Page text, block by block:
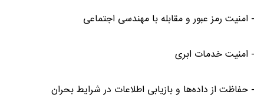
- امنیت رمز عبور و مقابله با مهندسی اجتماعی
- امنیت خدمات ابری
- حفاظت از داده‌ها و بازیابی اطلاعات در شرایط بحران